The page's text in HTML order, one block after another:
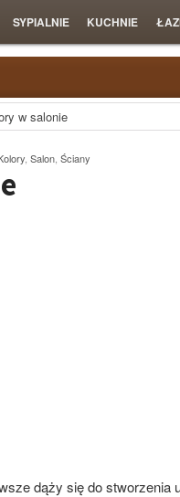
SYPIALNIE KUCHNIE
w salonie
Salon Ściany
dąży się do stworzenia